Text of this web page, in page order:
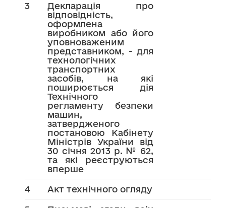
3
Декларація про
відповідність,
оформлена
виробником або його
уповноваженим
представником, - для
технологічних
транспортних
засобів, на які
поширюється дія
Технічного
регламенту безпеки
машин,
затвердженого
постановою Кабінету
Міністрів України від
30 січня 2013 р. № 62,
та які реєструються
вперше
4
Акт технічного огляду